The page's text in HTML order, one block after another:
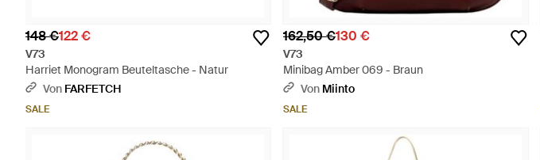
148 €122 €
V73
Harriet Monogram Beuteltasche - Natur
Von FARFETCH
SALE
162,50 €130 €
V73
Minibag Amber 069 - Braun
Von Miinto
SALE